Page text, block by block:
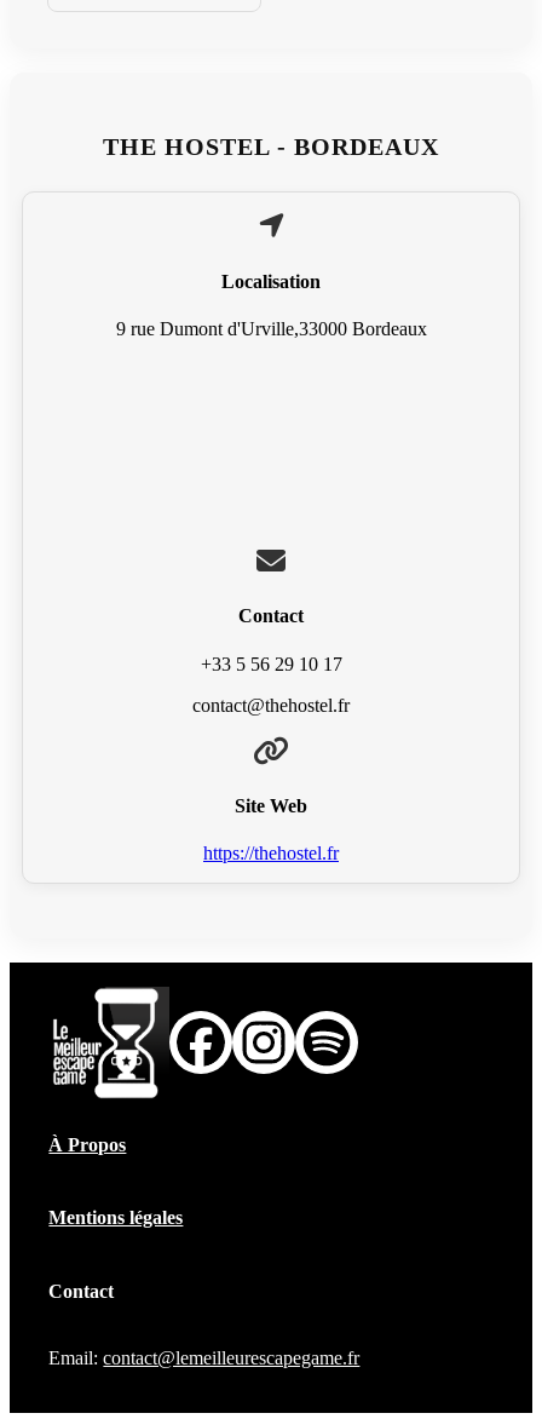
THE HOSTEL - BORDEAUX
Localisation
9 rue Dumont d'Urville,33000 Bordeaux
Contact
+33 5 56 29 10 17
contact@thehostel.fr
Site Web
https://thehostel.fr
À Propos
Mentions légales
Contact
Email:contact@lemeilleurescapegame.fr